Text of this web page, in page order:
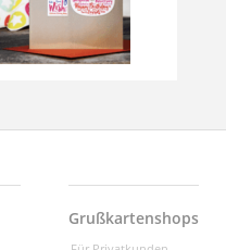
Grußkartenshops